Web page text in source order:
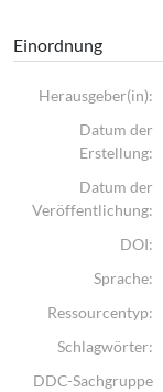
Einordnung
Herausgeber(in):
Datum der
Erstellung:
Datum der
Veröffentlichung:
DOI:
Sprache:
Ressourcentyp:
Schlagwörter:
DDC-Sachgruppe